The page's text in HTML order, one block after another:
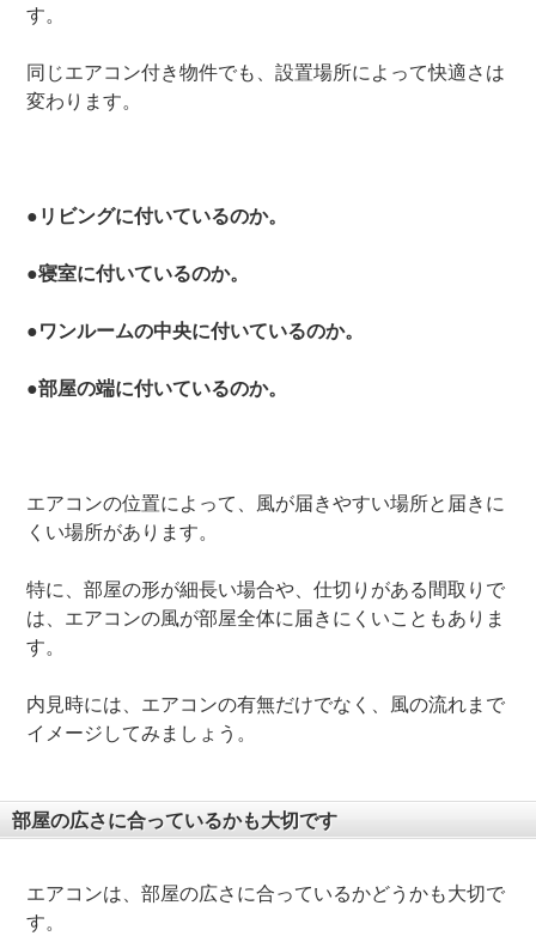
す。
同じエアコン付き物件でも、設置場所によって快適さは
変わります。
●リビングに付いているのか。
●寝室に付いているのか。
●ワンルームの中央に付いているのか。
●部屋の端に付いているのか。
エアコンの位置によって、風が届きやすい場所と届きに
くい場所があります。
特に、部屋の形が細長い場合や、仕切りがある間取りで
は、エアコンの風が部屋全体に届きにくいこともありま
す。
内見時には、エアコンの有無だけでなく、風の流れまで
イメージしてみましょう。
部屋の広さに合っているかも大切です
エアコンは、部屋の広さに合っているかどうかも大切で
す。